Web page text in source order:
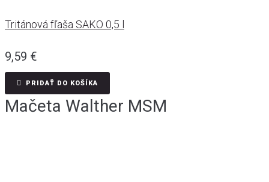
Tritánová fľaša SAKO 0,5 l
9,59 €
PRIDAŤ DO KOŠÍKA
Mačeta Walther MSM